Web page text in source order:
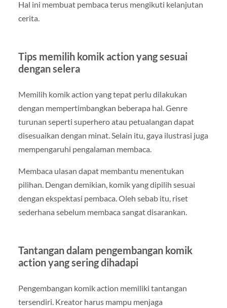
Hal ini membuat pembaca terus mengikuti kelanjutan
cerita.
Tips memilih komik action yang sesuai
dengan selera
Memilih komik action yang tepat perlu dilakukan
dengan mempertimbangkan beberapa hal. Genre
turunan seperti superhero atau petualangan dapat
disesuaikan dengan minat. Selain itu, gaya ilustrasi juga
mempengaruhi pengalaman membaca.
Membaca ulasan dapat membantu menentukan
pilihan. Dengan demikian, komik yang dipilih sesuai
dengan ekspektasi pembaca. Oleh sebab itu, riset
sederhana sebelum membaca sangat disarankan.
Tantangan dalam pengembangan komik
action yang sering dihadapi
Pengembangan komik action memiliki tantangan
tersendiri. Kreator harus mampu menjaga